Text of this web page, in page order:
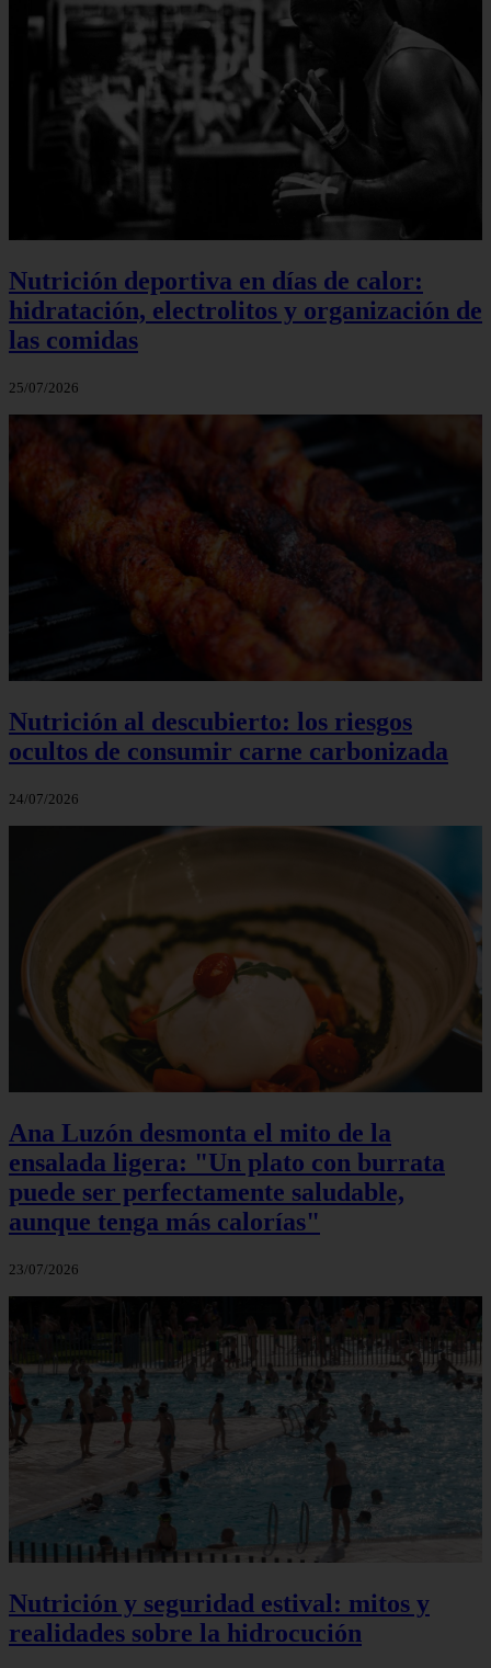
Nutrición deportiva en días de calor:
hidratación, electrolitos y organización de
las comidas
25/07/2026
Nutrición al descubierto: los riesgos
ocultos de consumir carne carbonizada
24/07/2026
Ana Luzón desmonta el mito de la
ensalada ligera: "Un plato con burrata
puede ser perfectamente saludable,
aunque tenga más calorías"
23/07/2026
Nutrición y seguridad estival: mitos y
realidades sobre la hidrocución